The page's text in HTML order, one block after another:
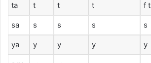
ta t t t f t
sa s s s s
ya y y y y